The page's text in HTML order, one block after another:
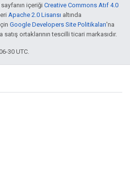
içeriği Creative Commons Atıf 4.0
Apache 2.0 Lisansı altında
Google Developers Site Politikaları'na
ortaklarının tescilli ticari markasıdır.
30 UTC.